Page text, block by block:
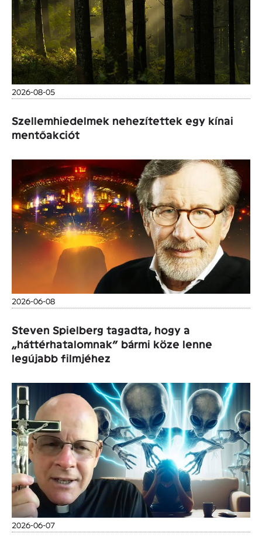
2026-08-05
Szellemhiedelmek nehezítettek egy kínai
mentőakciót
2026-06-08
Steven Spielberg tagadta, hogy a
„háttérhatalomnak” bármi köze lenne
legújabb filmjéhez
2026-06-07